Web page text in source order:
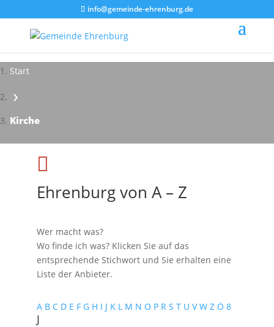
info@gemeinde-ehrenburg.de
Start
›
Kirche
Impressionen - Mareike Kranz

Ehrenburg von A – Z
Wer macht was?
Wo finde ich was? Klicken Sie auf das
entsprechende Stichwort und Sie erhalten eine
Liste der Anbieter.
A B C D E F G H I J K L M N O P R S T U V W Z Ö 8
J